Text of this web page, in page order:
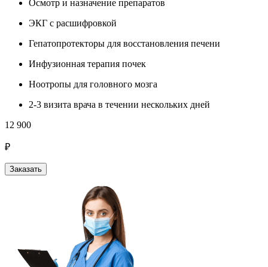
Осмотр и назначение препаратов
ЭКГ с расшифровкой
Гепатопротекторы для восстановления печени
Инфузионная терапия почек
Ноотропы для головного мозга
2-3 визита врача в течении нескольких дней
12 900
₽
Заказать